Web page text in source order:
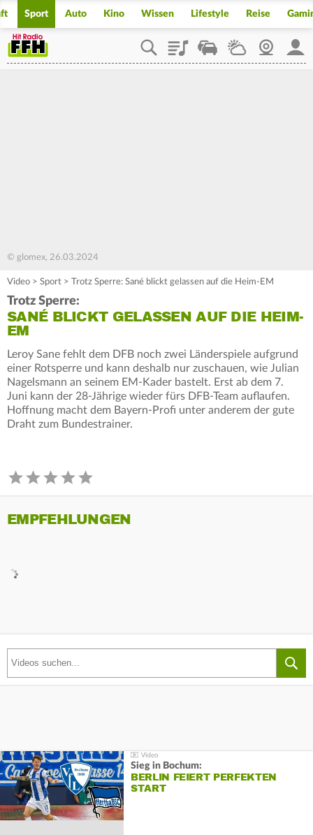
Sport Auto Kino Wissen Lifestyle Reise
PlaylistStaupilotWetterWebcam
© glomex, 26.03.2024
Video > Sport > Trotz Sperre: Sané blickt gelassen auf die Heim-EM
Trotz Sperre:
SANÉ BLICKT GELASSEN AUF DIE HEIM-
EM
Leroy Sane fehlt dem DFB noch zwei Länderspiele aufgrund
einer Rotsperre und kann deshalb nur zuschauen, wie Julian
Nagelsmann an seinem EM-Kader bastelt. Erst ab dem 7.
Juni kann der 28-Jährige wieder fürs DFB-Team auflaufen.
Hoffnung macht dem Bayern-Profi unter anderem der gute
Draht zum Bundestrainer.
EMPFEHLUNGEN
Sieg in Bochum:
BERLIN FEIERT PERFEKTEN
START